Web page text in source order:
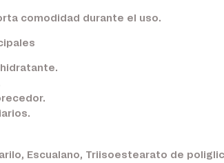
comodidad durante el uso.
Escualano, Triisoestearato de